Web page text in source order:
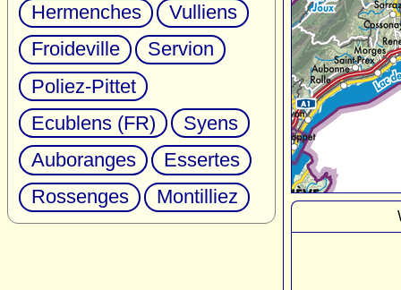
Hermenches
Vulliens
Froideville
Servion
Poliez-Pittet
Ecublens (FR)
Syens
Auboranges
Essertes
Rossenges
Montilliez